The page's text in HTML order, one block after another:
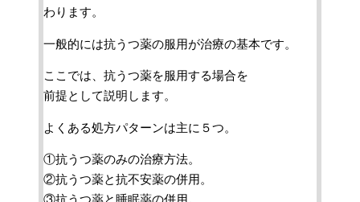
わります。
一般的には抗うつ薬の服用が治療の基本です。
ここでは、抗うつ薬を服用する場合を
前提として説明します。
よくある処方パターンは主に５つ。
①抗うつ薬のみの治療方法。
②抗うつ薬と抗不安薬の併用。